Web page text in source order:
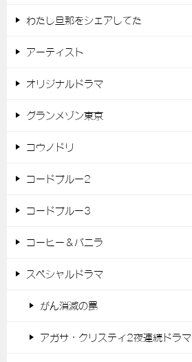
わたし旦那をシェアしてた
アーティスト
オリジナルドラマ
グランメゾン東京
コウノドリ
コードブルー2
コードブルー3
コーヒー＆バニラ
スペシャルドラマ
がん消滅の罠
アガサ・クリスティ2夜連続ドラマ